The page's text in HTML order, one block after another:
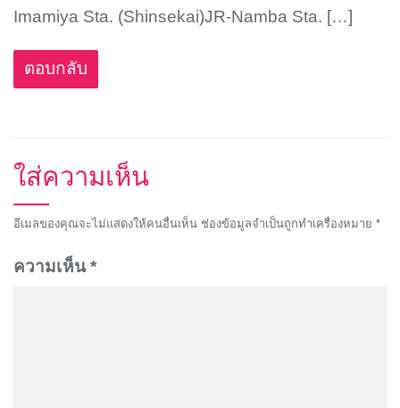
Imamiya Sta. (Shinsekai)JR-Namba Sta. […]
ตอบกลับ
ใส่ความเห็น
อีเมลของคุณจะไม่แสดงให้คนอื่นเห็น ช่องข้อมูลจำเป็นถูกทำเครื่องหมาย *
ความเห็น*